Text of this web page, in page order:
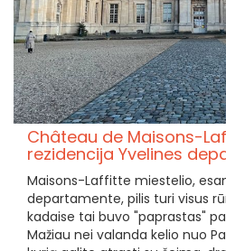
Château de Maisons-
rezidencija Yvelines
Maisons-Laffitte miestelio,
departamente, pilis turi visus
kadaise tai buvo "paprastas"
Mažiau nei valanda kelio nuo